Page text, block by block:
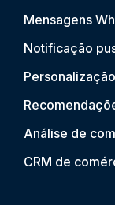
Mensagens
Notificação
Análise de
CRM de